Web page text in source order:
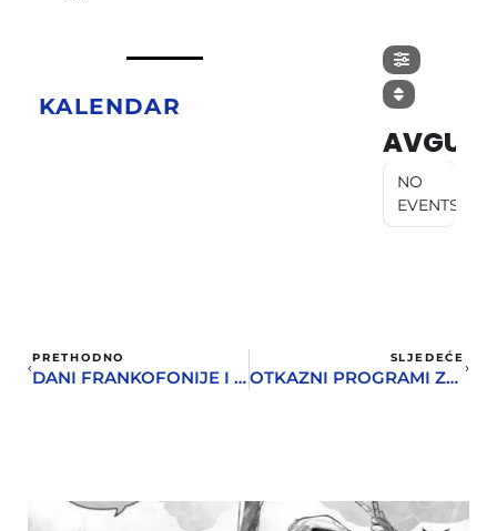
KALENDAR
AVGUST
NO
EVENTS
PRETHODNO
DANI FRANKOFONIJE I U HERCEG NOVOM
SLJEDEĆE
OTKAZNI PROGRAMI ZBOG DANA ŽALOSTI